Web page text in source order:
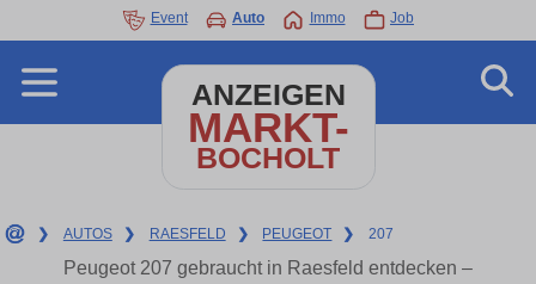
Event Auto Immo Job
ANZEIGEN
MARKT-
BOCHOLT
❯ AUTOS ❯ RAESFELD ❯ PEUGEOT ❯ 207
Peugeot 207 gebraucht in Raesfeld entdecken –